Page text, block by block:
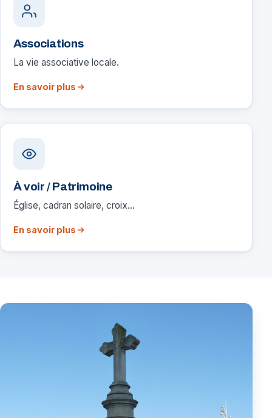
Associations
La vie associative locale.
En savoir plus
À voir / Patrimoine
Église, cadran solaire, croix…
En savoir plus